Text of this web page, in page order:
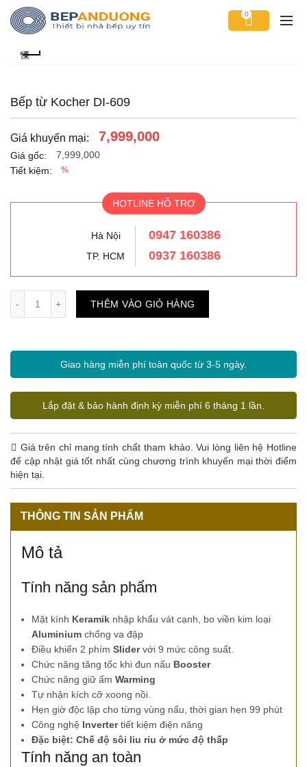
0
Bếp từ Kocher DI-609
Giá khuyến mại: 7,999,000
Giá gốc:
7,999,000
Tiết kiệm:
%
HOTLINE HỖ TRỢ
Hà Nội 0947 160386
TP. HCM 0937 160386
THÊM VÀO GIỎ HÀNG
Giao hàng miễn phí toàn quốc từ 3-5 ngày.
Lắp đặt & bảo hành định kỳ miễn phí 6 tháng 1 lần.
Giá trên chỉ mang tính chất tham khảo. Vui lòng liên hệ Hotline
để cập nhật giá tốt nhất cùng chương trình khuyến mại thời điểm
hiện tại.
THÔNG TIN SẢN PHẨM
Mô tả
Tính năng sản phẩm
Mặt kính Keramik nhập khẩu vát cạnh, bo viền kim loại
Aluminium chống va đập
Điều khiển 2 phím Slidervới 9 mức công suất.
Chức năng tăng tốc khi đun nấu Booster
Chức năng giữ ấm Warming
Tự nhận kích cỡ xoong nồi.
Hẹn giờ độc lập cho từng vùng nấu, thời gian hẹn 99 phút
Công nghệ Invertertiết kiệm điện năng
Đặc biệt: Chế độ sôi liu riu ở mức độ thấp
Tính năng an toàn